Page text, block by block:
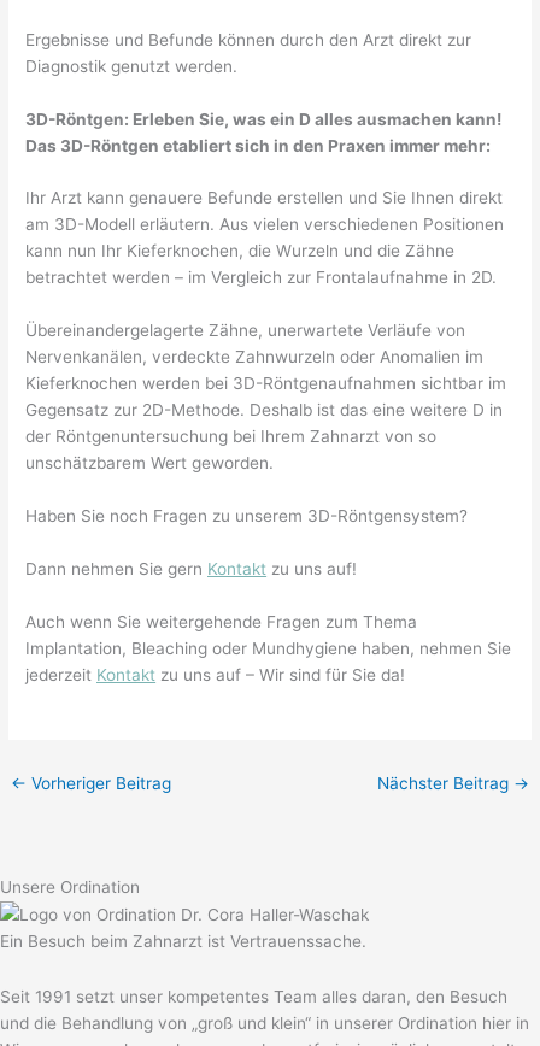
Ergebnisse und Befunde können durch den Arzt direkt zur
Diagnostik genutzt werden.
3D-Röntgen: Erleben Sie, was ein D alles ausmachen kann!
Das 3D-Röntgen etabliert sich in den Praxen immer mehr:
Ihr Arzt kann genauere Befunde erstellen und Sie Ihnen direkt
am 3D-Modell erläutern. Aus vielen verschiedenen Positionen
kann nun Ihr Kieferknochen, die Wurzeln und die Zähne
betrachtet werden – im Vergleich zur Frontalaufnahme in 2D.
Übereinandergelagerte Zähne, unerwartete Verläufe von
Nervenkanälen, verdeckte Zahnwurzeln oder Anomalien im
Kieferknochen werden bei 3D-Röntgenaufnahmen sichtbar im
Gegensatz zur 2D-Methode. Deshalb ist das eine weitere D in
der Röntgenuntersuchung bei Ihrem Zahnarzt von so
unschätzbarem Wert geworden.
Haben Sie noch Fragen zu unserem 3D-Röntgensystem?
Dann nehmen Sie gern Kontakt zu uns auf!
Auch wenn Sie weitergehende Fragen zum Thema
Implantation, Bleaching oder Mundhygiene haben, nehmen Sie
jederzeit Kontakt zu uns auf – Wir sind für Sie da!
← Vorheriger Beitrag Nächster Beitrag →
Unsere Ordination
Ein Besuch beim Zahnarzt ist Vertrauenssache.
Seit 1991 setzt unser kompetentes Team alles daran, den Besuch
und die Behandlung von „groß und klein“ in unserer Ordination hier in